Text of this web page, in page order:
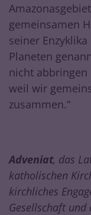
gemeinsamen
seiner Enzyklika
Planeten
nicht abbringen
weil wir
zusammen.“
Adveniat, das
katholischen
kirchliches
Gesellschaft und